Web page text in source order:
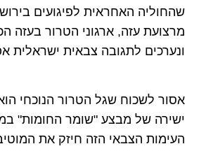
שהחוליה האחראית לפיגועים
מרצועת עזה, ארגוני הטרור בעזה
ונערכים לתגובה צבאית ישראלית
אסור לשכוח שגל הטרור הנוכחי
העימות הצבאי הזה חיזק את